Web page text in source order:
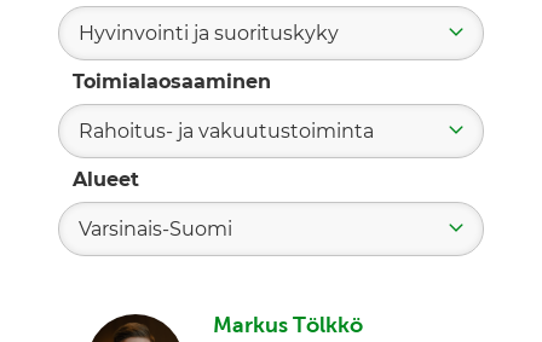
Hyvinvointi ja suorituskyky
Toimialaosaaminen
Rahoitus- ja vakuutustoiminta
Alueet
Varsinais-Suomi
Markus Tölkkö